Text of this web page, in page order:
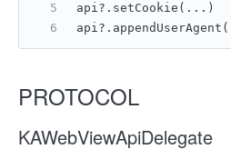
api? .setCookie( ... )
api? .appendUserAgent(
PROTOCOL
KAWebViewApiDelegate